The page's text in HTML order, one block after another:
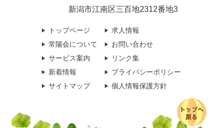
新潟市江南区三百地2312番地3
トップページ
常陽会について
サービス案内
新着情報
サイトマップ
求人情報
お問い合わせ
リンク集
プライバシーポリシー
個人情報保護方針